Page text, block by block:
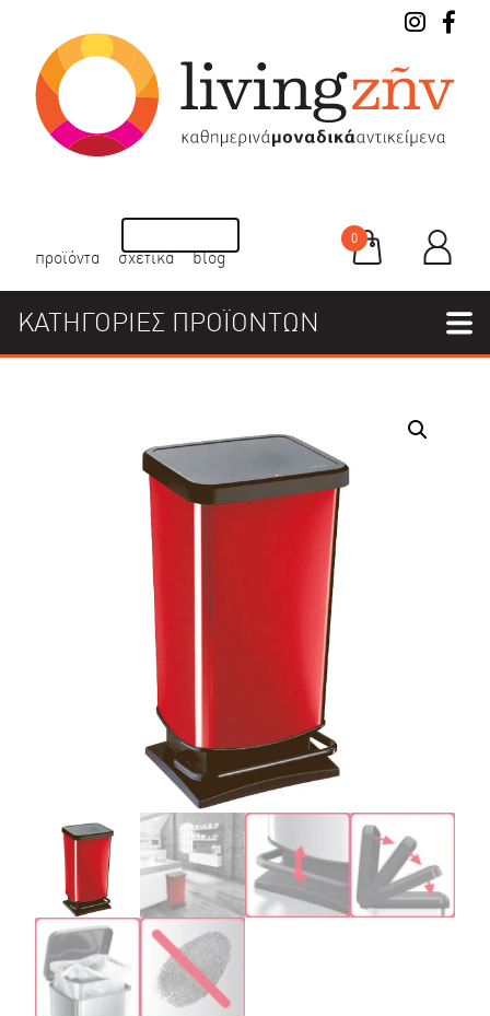
προϊόντα σχετικά blog
0
ΚΑΤΗΓΟΡΙΕΣ ΠΡΟΪΟΝΤΩΝ